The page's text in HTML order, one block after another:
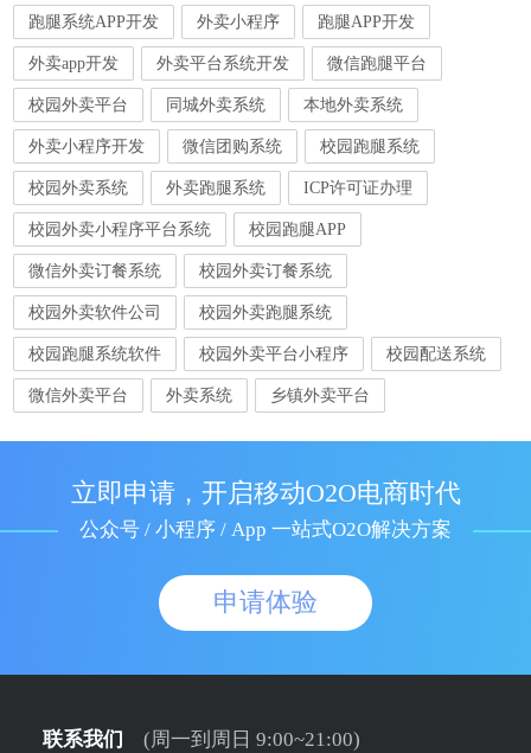
跑腿系统APP开发 外卖小程序 跑腿APP开发
外卖app开发 外卖平台系统开发 微信跑腿平台
校园外卖平台 同城外卖系统 本地外卖系统
外卖小程序开发 微信团购系统 校园跑腿系统
校园外卖系统 外卖跑腿系统 ICP许可证办理
校园外卖小程序平台系统 校园跑腿APP
微信外卖订餐系统 校园外卖订餐系统
校园外卖软件公司 校园外卖跑腿系统
校园跑腿系统软件 校园外卖平台小程序 校园配送系统
微信外卖平台 外卖系统 乡镇外卖平台
立即申请，开启移动O2O电商时代
公众号 / 小程序 / App 一站式O2O解决方案
申请体验
联系我们
(周一到周日 9:00~21:00)